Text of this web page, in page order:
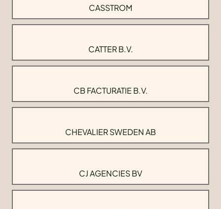
CASSTROM
CATTER B.V.
CB FACTURATIE B.V.
CHEVALIER SWEDEN AB
CJ AGENCIES BV